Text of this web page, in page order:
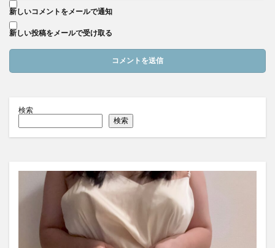
新しいコメントをメールで通知
新しい投稿をメールで受け取る
検索
検索